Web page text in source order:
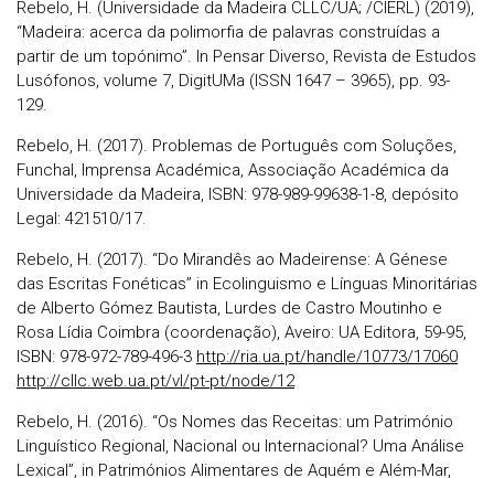
Rebelo, H. (Universidade da Madeira CLLC/UA; /CIERL) (2019),
“Madeira: acerca da polimorfia de palavras construídas a
partir de um topónimo”. In Pensar Diverso, Revista de Estudos
Lusófonos, volume 7, DigitUMa (ISSN 1647 – 3965), pp. 93-
129.
Rebelo, H. (2017). Problemas de Português com Soluções,
Funchal, Imprensa Académica, Associação Académica da
Universidade da Madeira, ISBN: 978-989-99638-1-8, depósito
Legal: 421510/17.
Rebelo, H. (2017). “Do Mirandês ao Madeirense: A Génese
das Escritas Fonéticas” in Ecolinguismo e Línguas Minoritárias
de Alberto Gómez Bautista, Lurdes de Castro Moutinho e
Rosa Lídia Coimbra (coordenação), Aveiro: UA Editora, 59-95,
ISBN: 978-972-789-496-3 http://ria.ua.pt/handle/10773/17060
http://cllc.web.ua.pt/vl/pt-pt/node/12
Rebelo, H. (2016). “Os Nomes das Receitas: um Património
Linguístico Regional, Nacional ou Internacional? Uma Análise
Lexical”, in Patrimónios Alimentares de Aquém e Além-Mar,